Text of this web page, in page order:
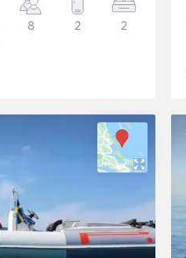
8 2 2